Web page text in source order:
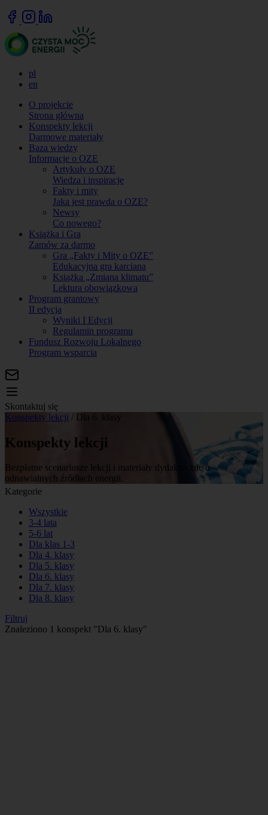
pl
en
O projekcie
Strona główna
Konspekty lekcji
Darmowe materiały
Baza wiedzy
Informacje o OZE
Artykuły o OZE
Wiedza i inspiracje
Fakty i mity
Jaka jest prawda o OZE?
Newsy
Co nowego?
Książka i Gra
Zamów za darmo
Gra „Fakty i Mity o OZE”
Edukacyjna gra karciana
Książka „Zmiana klimatu”
Lektura obowiązkowa
Program grantowy
II edycja
Wyniki I Edycji
Regulamin programu
Fundusz Rozwoju Lokalnego
Program wsparcia
Skontaktuj się
Konspekty lekcji / Dla 6. klasy
Konspekty lekcji
Bezpłatne scenariusze lekcji i materiały dydaktyczne o
odnawialnych źródłach energii.
Kategorie
Wszystkie
3-4 lata
5-6 lat
Dla klas 1-3
Dla 4. klasy
Dla 5. klasy
Dla 6. klasy
Dla 7. klasy
Dla 8. klasy
Filtruj
Znaleziono 1 konspekt "Dla 6. klasy"